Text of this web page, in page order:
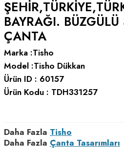
BAYRAĞI. BÜZGÜLÜ
ÇANTA
Marka :Tisho
Model :Tisho Dükkan
Ürün ID : 60157
Ürün Kodu : TDH331257
Daha Fazla Tisho
Daha Fazla Çanta Tasarımları